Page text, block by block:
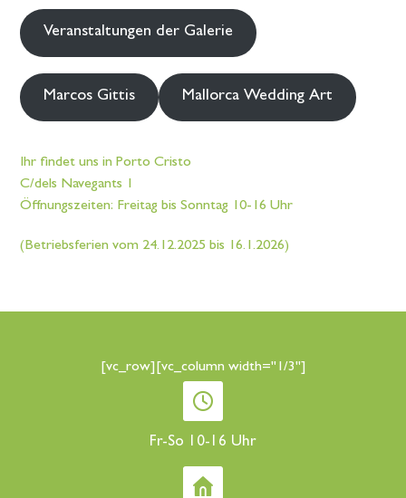
Veranstaltungen der Galerie
Marcos Gittis Mallorca Wedding Art
Ihr findet uns in Porto Cristo
C/dels Navegants 1
Öffnungszeiten: Freitag bis Sonntag 10-16 Uhr
(Betriebsferien vom 24.12.2025 bis 16.1.2026)
[vc_row][vc_column width="1/3"]
Fr-So 10-16 Uhr